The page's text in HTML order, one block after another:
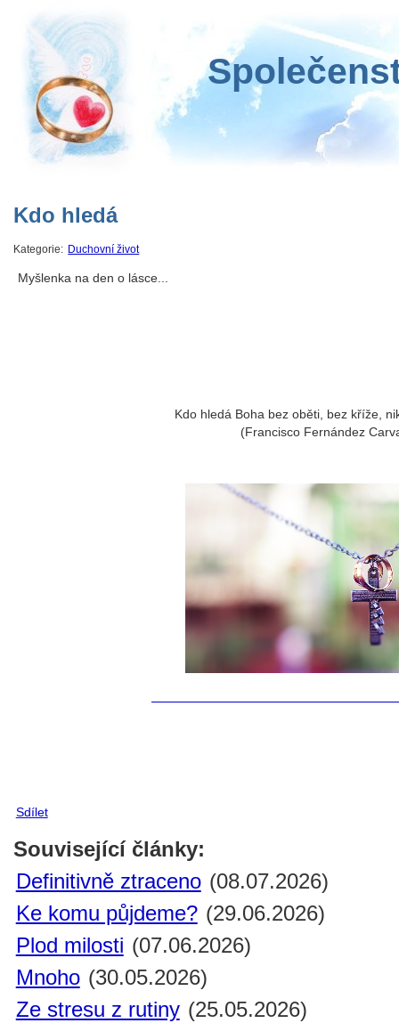
Kdo hledá
Kategorie: Duchovní život
Myšlenka na den o lásce...
Kdo hledá Boha bez oběti, bez kříže,
(Francisco Fernández
Sdílet
Související články:
Definitivně ztraceno (08.07.2026)
Ke komu půjdeme? (29.06.2026)
Plod milosti (07.06.2026)
Mnoho (30.05.2026)
Ze stresu z rutiny (25.05.2026)